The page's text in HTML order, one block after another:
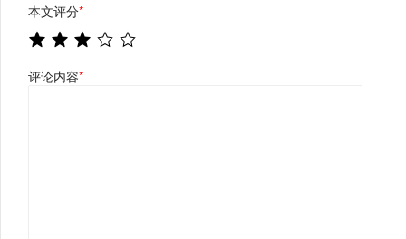
本文评分*
评论内容*